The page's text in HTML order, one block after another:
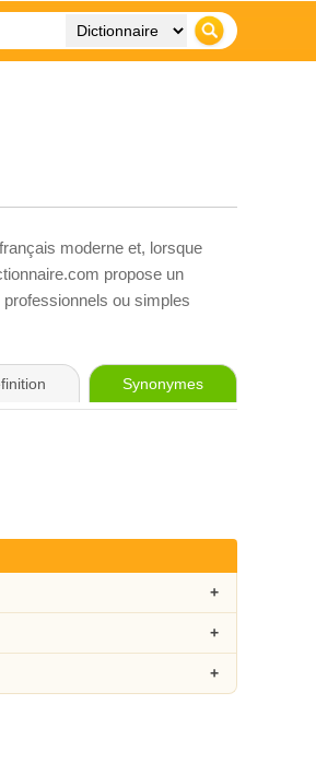
moderne et, lorsque
propose un
ou simples
Synonymes